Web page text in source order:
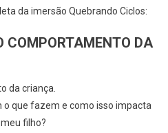
da imersão Quebrando Ciclos:
DA
da criança.
o que fazem e como isso impacta
filho?